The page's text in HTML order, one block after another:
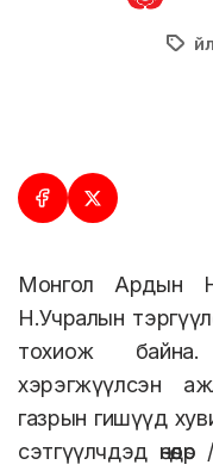
Монгол Ардын
Н.Учралын
тохиож
хэрэгжүүлсэн
газрын гишүүд
сэтгүүлчдэд